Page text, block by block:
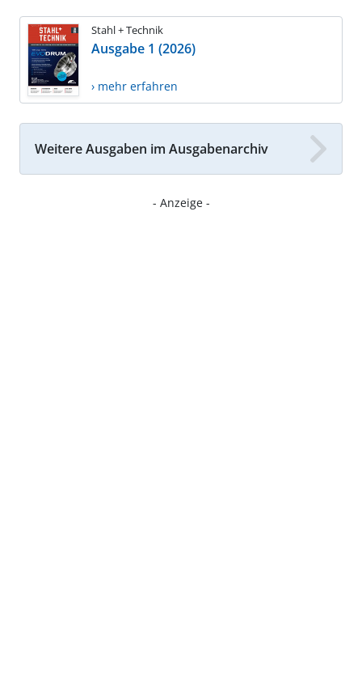
Stahl + Technik
Ausgabe 1 (2026)
› mehr erfahren
Weitere Ausgaben im Ausgabenarchiv
- Anzeige -